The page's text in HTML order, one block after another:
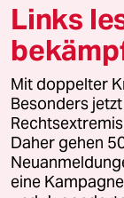
© 2026 taz
Alle Rechte
wenden Sie sich bitte
Feedback
Leitlinie
Links
Mit doppelter
Besonders
Daher gehen
eine